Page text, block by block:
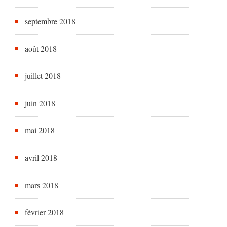
septembre 2018
août 2018
juillet 2018
juin 2018
mai 2018
avril 2018
mars 2018
février 2018